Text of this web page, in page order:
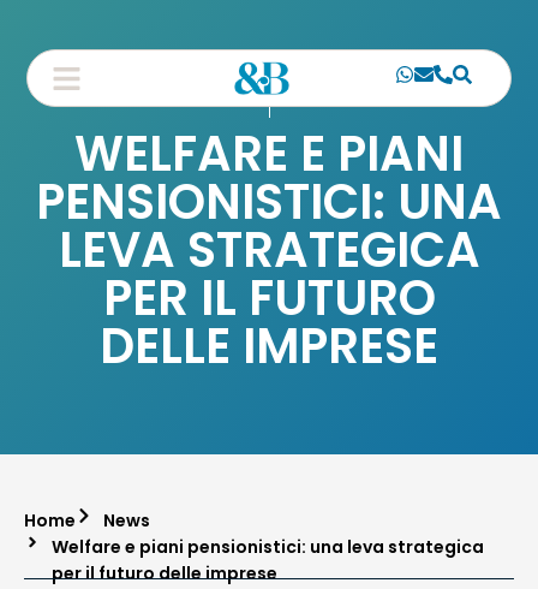
WELFARE E PIANI
PENSIONISTICI: UNA
LEVA STRATEGICA
PER IL FUTURO
DELLE IMPRESE
Home
News
Welfare e piani pensionistici: una leva strategica
per il futuro delle imprese